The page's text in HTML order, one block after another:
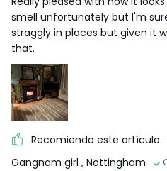
smell unfortunately but I'm
straggly in places but given it
that.
Recomiendo este artículo.
Gangnam girl , Nottingham